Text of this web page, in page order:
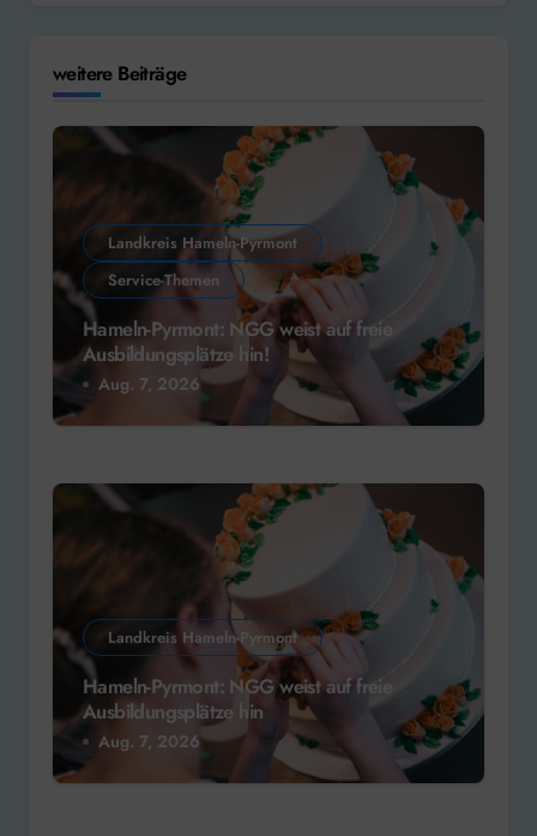
weitere Beiträge
Landkreis Hameln-Pyrmont
Service-Themen
Hameln-Pyrmont: NGG weist auf freie
Ausbildungsplätze hin!
Aug. 7, 2026
Landkreis Hameln-Pyrmont
Hameln-Pyrmont: NGG weist auf freie
Ausbildungsplätze hin
Aug. 7, 2026